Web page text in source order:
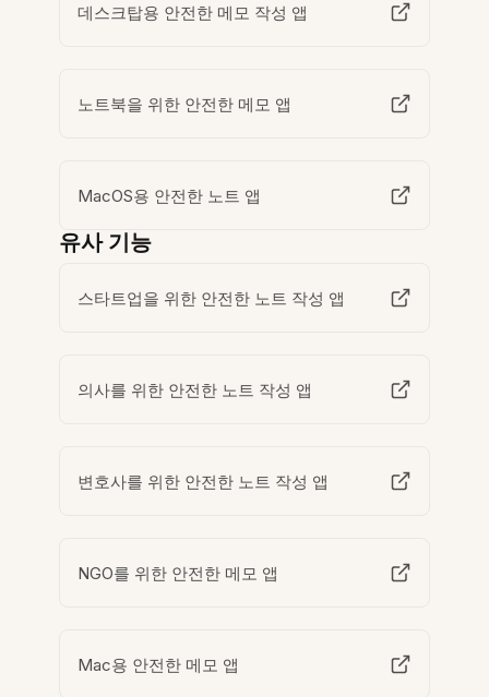
데스크탑용 안전한 메모 작성 앱
노트북을 위한 안전한 메모 앱
MacOS용 안전한 노트 앱
유사 기능
스타트업을 위한 안전한 노트 작성 앱
의사를 위한 안전한 노트 작성 앱
변호사를 위한 안전한 노트 작성 앱
NGO를 위한 안전한 메모 앱
Mac용 안전한 메모 앱